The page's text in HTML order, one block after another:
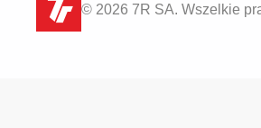
© 2026 7R SA. Wszelkie